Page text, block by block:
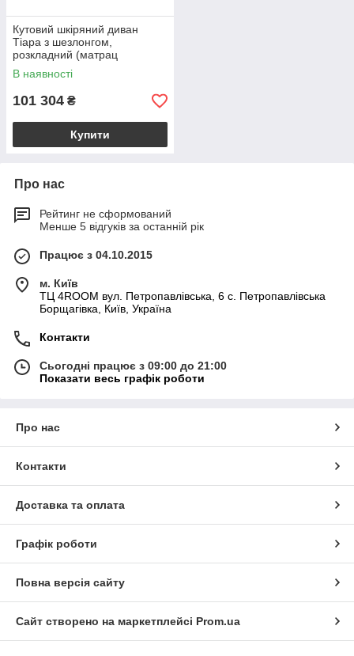
Кутовий шкіряний диван
Тіара з шезлонгом,
розкладний (матрац
140х190), бежевий, 262 см
В наявності
101 304 ₴
Купити
Про нас
Рейтинг не сформований
Менше 5 відгуків за останній рік
Працює з 04.10.2015
м. Київ
ТЦ 4ROOM вул. Петропавлівська, 6 с. Петропавлівська
Борщагівка, Київ, Україна
Контакти
Сьогодні працює з 09:00 до 21:00
Показати весь графік роботи
Про нас
Контакти
Доставка та оплата
Графік роботи
Повна версія сайту
Сайт створено на маркетплейсі Prom.ua